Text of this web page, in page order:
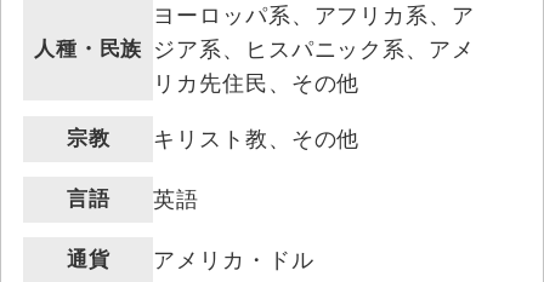
人種・民族
ヨーロッパ系、アフリカ系、ア
ジア系、ヒスパニック系、アメ
リカ先住民、その他
宗教 キリスト教、その他
言語 英語
通貨 アメリカ・ドル